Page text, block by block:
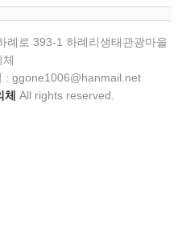
례로 393-1 하례리생태관광마을
체
ggone1006@hanmail.net
All rights reserved.